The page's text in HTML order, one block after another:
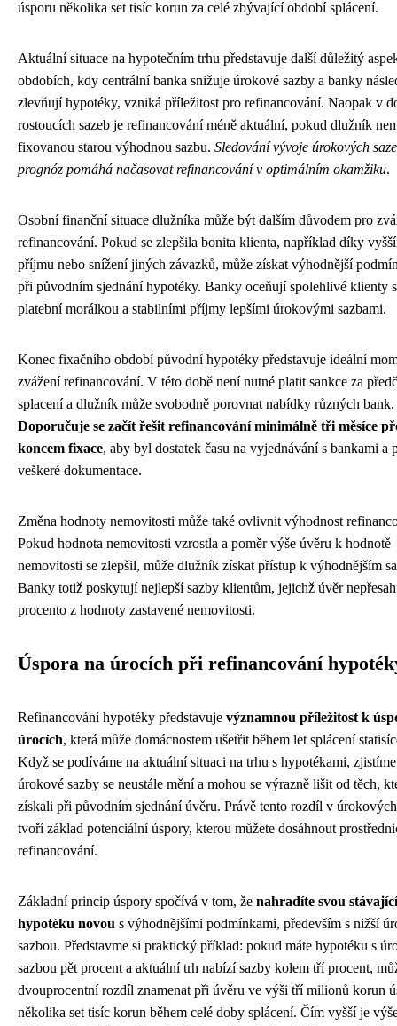
úsporu několika set tisíc korun za celé zbývající období splácení.
Aktuální situace na hypotečním trhu představuje další důležitý
obdobích, kdy centrální banka snižuje úrokové sazby a banky
zlevňují hypotéky, vzniká příležitost pro refinancování. Naopak v
rostoucích sazeb je refinancování méně aktuální, pokud dlužník
fixovanou starou výhodnou sazbu. Sledování vývoje úrokových
prognóz pomáhá načasovat refinancování v optimálním okamžiku.
Osobní finanční situace dlužníka může být dalším důvodem pro
refinancování. Pokud se zlepšila bonita klienta, například díky
příjmu nebo snížení jiných závazků, může získat výhodnější
při původním sjednání hypotéky. Banky oceňují spolehlivé klienty
platební morálkou a stabilními příjmy lepšími úrokovými sazbami.
Konec fixačního období původní hypotéky představuje ideální
zvážení refinancování. V této době není nutné platit sankce za
splacení a dlužník může svobodně porovnat nabídky různých bank.
Doporučuje se začít řešit refinancování minimálně tři měsíce
koncem fixace, aby byl dostatek času na vyjednávání s bankami a
veškeré dokumentace.
Změna hodnoty nemovitosti může také ovlivnit výhodnost
Pokud hodnota nemovitosti vzrostla a poměr výše úvěru k hodnotě
nemovitosti se zlepšil, může dlužník získat přístup k výhodnějším
Banky totiž poskytují nejlepší sazby klientům, jejichž úvěr
procento z hodnoty zastavené nemovitosti.
Úspora na úrocích při refinancování
Refinancování hypotéky představuje významnou příležitost k
úrocích, která může domácnostem ušetřit během let splácení
Když se podíváme na aktuální situaci na trhu s hypotékami,
úrokové sazby se neustále mění a mohou se výrazně lišit od těch,
získali při původním sjednání úvěru. Právě tento rozdíl v
tvoří základ potenciální úspory, kterou můžete dosáhnout
refinancování.
Základní princip úspory spočívá v tom, že nahradíte svou stávající
hypotéku novou s výhodnějšími podmínkami, především s nižší
sazbou. Představme si praktický příklad: pokud máte hypotéku s
sazbou pět procent a aktuální trh nabízí sazby kolem tří procent,
dvouprocentní rozdíl znamenat při úvěru ve výši tří milionů korun
několika set tisíc korun během celé doby splácení. Čím vyšší je